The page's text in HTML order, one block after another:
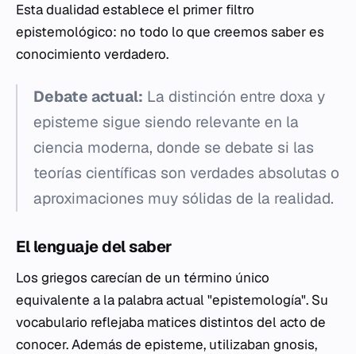
Esta dualidad establece el primer filtro
epistemológico: no todo lo que creemos saber es
conocimiento verdadero.
Debate actual: La distinción entre doxa y
episteme sigue siendo relevante en la
ciencia moderna, donde se debate si las
teorías científicas son verdades absolutas o
aproximaciones muy sólidas de la realidad.
El lenguaje del saber
Los griegos carecían de un término único
equivalente a la palabra actual "epistemología". Su
vocabulario reflejaba matices distintos del acto de
conocer. Además de episteme, utilizaban gnosis,